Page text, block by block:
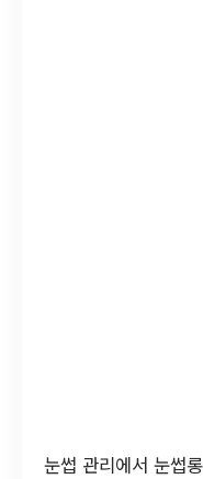
눈썹 관리에서 눈썹